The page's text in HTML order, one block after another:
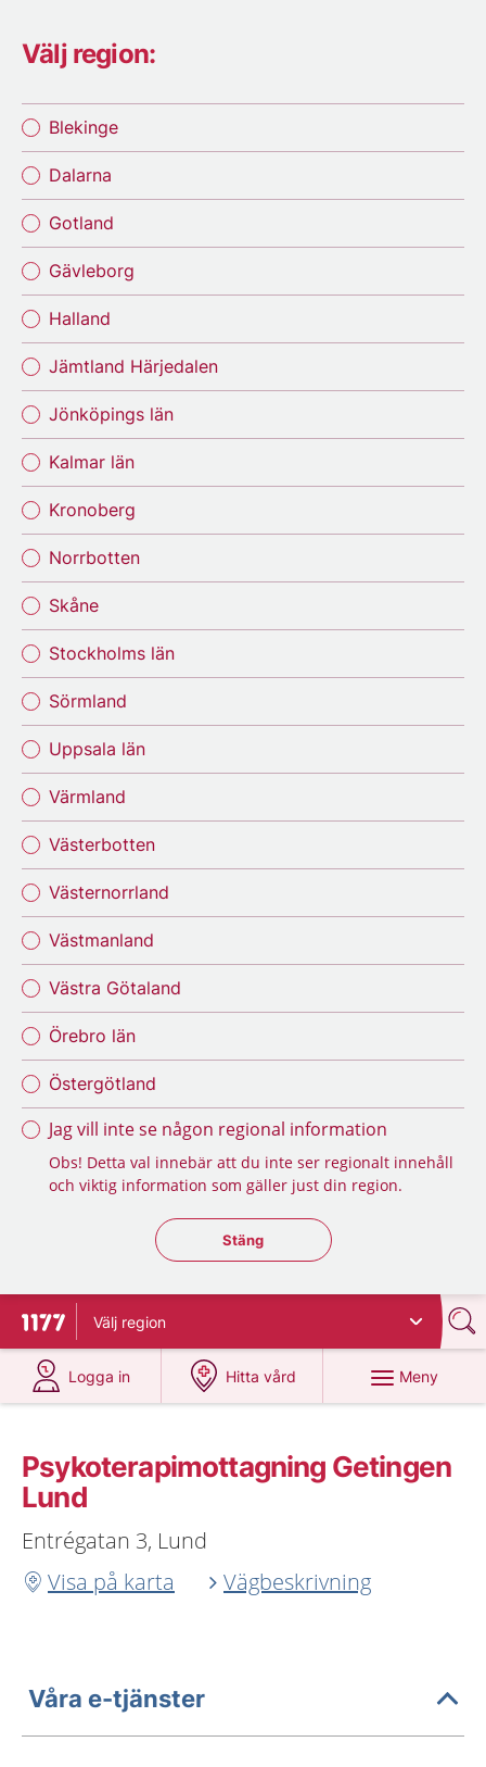
Välj region:
Blekinge
Dalarna
Gotland
Gävleborg
Halland
Jämtland Härjedalen
Jönköpings län
Kalmar län
Kronoberg
Norrbotten
Skåne
Stockholms län
Sörmland
Uppsala län
Värmland
Västerbotten
Västernorrland
Västmanland
Västra Götaland
Örebro län
Östergötland
Jag vill inte se någon regional information
Obs! Detta val innebär att du inte ser regionalt innehåll
och viktig information som gäller just din region.
Stäng regionsväljaren
Stäng
Till startsidan för 1177
Välj region
Logga in
på 1177.se
Hitta vård
på 1177.se
Meny
Psykoterapimottagning Getingen
Lund
Entrégatan 3, Lund
Visa på karta
Vägbeskrivning
Våra e-tjänster